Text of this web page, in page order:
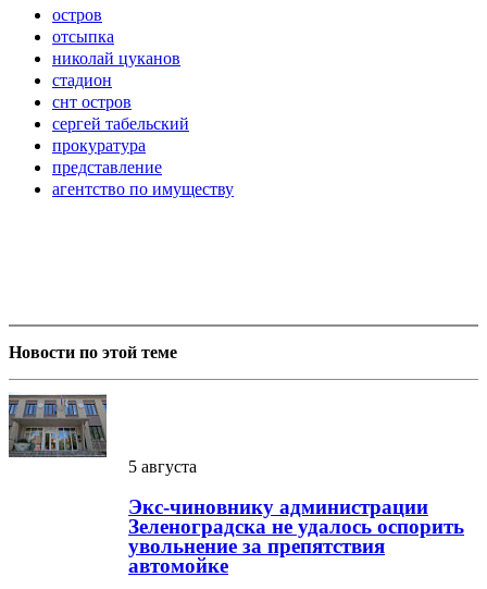
остров
отсыпка
николай цуканов
стадион
снт остров
сергей табельский
прокуратура
представление
агентство по имуществу
Новости по этой теме
5 августа
Экс-чиновнику администрации
Зеленоградска не удалось оспорить
увольнение за препятствия
автомойке